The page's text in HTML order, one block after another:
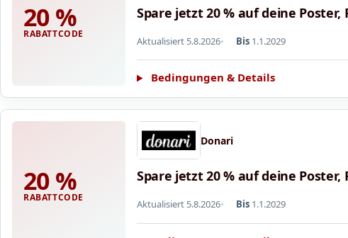
20 %
RABATTCODE
Spare jetzt 20 % auf deine
Aktualisiert 5.8.2026 Bis 1.1.2029
Bedingungen & Details
20 %
RABATTCODE
Donari
Spare jetzt 20 % auf deine
Aktualisiert 5.8.2026 Bis 1.1.2029